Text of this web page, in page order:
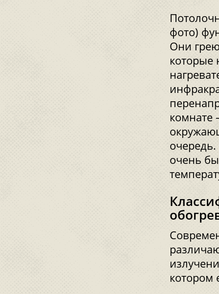
фото)
Они
которые
комнате
очень
котором